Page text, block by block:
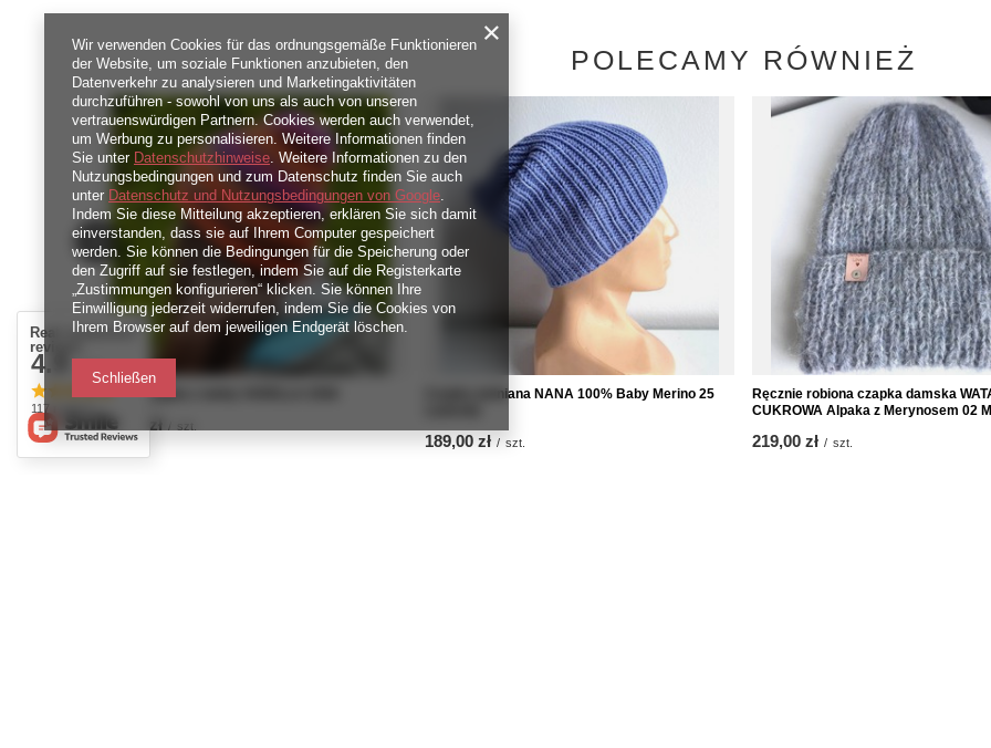
POLECAMY RÓWNIEŻ
Beanie czapka z wełny VARELLA 2508
219,00 zł szt.
Czapka wełniana NANA 100% Baby Merino 25
189,00 zł / szt.
Ręcznie robiona czapka damska
CUKROWA Alpaka z Merynosem 02
219,00 zł / szt.
Real customers
reviews
4.9
117 reviews
Wir verwenden Cookies für das ordnungsgemäße Funktionieren
der Website, um soziale Funktionen anzubieten, den
Datenverkehr zu analysieren und Marketingaktivitäten
durchzuführen - sowohl von uns als auch von unseren
vertrauenswürdigen Partnern. Cookies werden auch verwendet,
um Werbung zu personalisieren. Weitere Informationen finden
Sie unter Datenschutzhinweise. Weitere Informationen zu den
Nutzungsbedingungen und zum Datenschutz finden Sie auch
unter Datenschutz und Nutzungsbedingungen von Google.
Indem Sie diese Mitteilung akzeptieren, erklären Sie sich damit
einverstanden, dass sie auf Ihrem Computer gespeichert
werden. Sie können die Bedingungen für die Speicherung oder
den Zugriff auf sie festlegen, indem Sie auf die Registerkarte
„Zustimmungen konfigurieren“ klicken. Sie können Ihre
Einwilligung jederzeit widerrufen, indem Sie die Cookies von
Ihrem Browser auf dem jeweiligen Endgerät löschen.
Schließen